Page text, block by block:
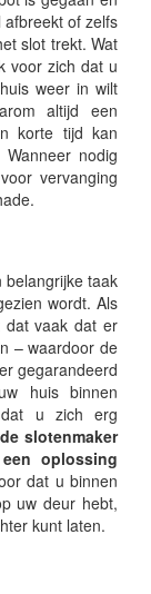
of zelfs
slot trekt. Wat
voor zich dat u
weer in wilt
altijd een
korte tijd kan
nodig
vervanging
taak
wordt. Als
dat vaak dat er
– waardoor de
gegarandeerd
huis binnen
u zich erg
slotenmaker
oplossing
dat u binnen
uw deur hebt,
kunt laten.